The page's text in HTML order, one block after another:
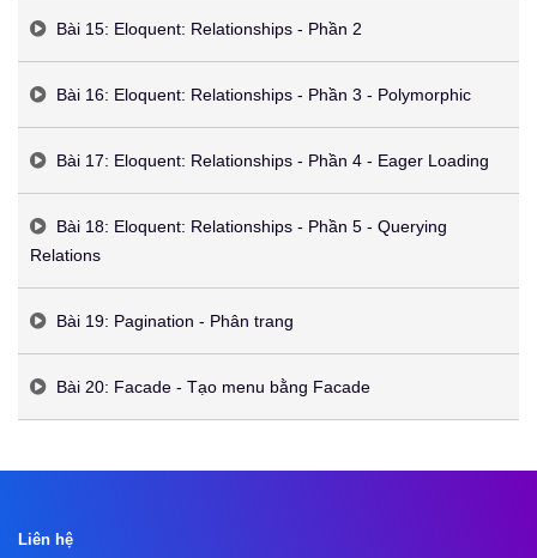
Bài 15: Eloquent: Relationships - Phần 2
Bài 16: Eloquent: Relationships - Phần 3 - Polymorphic
Bài 17: Eloquent: Relationships - Phần 4 - Eager Loading
Bài 18: Eloquent: Relationships - Phần 5 - Querying
Relations
Bài 19: Pagination - Phân trang
Bài 20: Facade - Tạo menu bằng Facade
Liên hệ